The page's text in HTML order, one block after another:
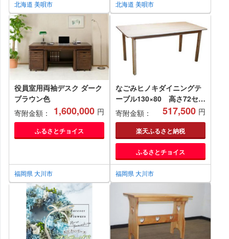
北海道 美唄市 北海道 美唄市
役員室用両袖デスク ダーク
ブラウン色
寄附金額：
1,600,000 円
ふるさとチョイス
福岡県 大川市
なごみヒノキダイニングテ
ーブル130×80 高さ72セン
チ
寄附金額： 517,500 円
楽天ふるさと納税
ふるさとチョイス
福岡県 大川市